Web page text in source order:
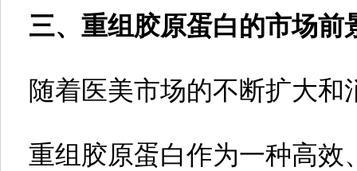
三、重组胶原蛋白的市场前
随着医美市场的不断扩大
重组胶原蛋白作为一种高